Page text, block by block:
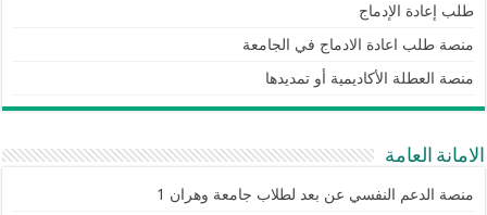
طلب إعادة الإدماج
منصة طلب اعادة الادماج في الجامعة
منصة العطلة الأكاديمية أو تمديدها
الامانة العامة
منصة الدعم النفسي عن بعد لطلاب جامعة وهران 1